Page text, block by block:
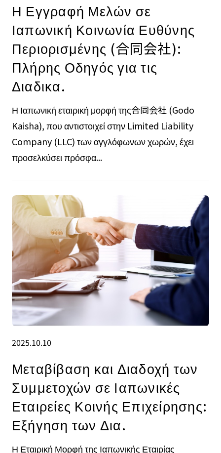
Η Εγγραφή Μελών σε
Ιαπωνική Κοινωνία Ευθύνης
Περιορισμένης (合同会社):
Πλήρης Οδηγός για τις
Διαδικα.
Η Ιαπωνική εταιρική μορφή της合同会社 (Godo
Kaisha), που αντιστοιχεί στην Limited Liability
Company (LLC) των αγγλόφωνων χωρών, έχει
προσελκύσει πρόσφα...
2025.10.10
Μεταβίβαση και Διαδοχή των
Συμμετοχών σε Ιαπωνικές
Εταιρείες Κοινής Επιχείρησης:
Εξήγηση των Δια.
Η Εταιρική Μορφή της Ιαπωνικής Εταιρίας